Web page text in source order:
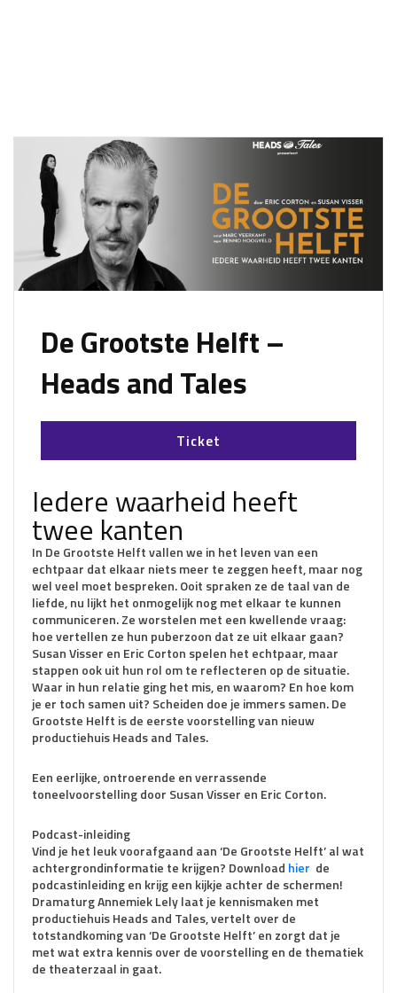
De Grootste Helft –
Heads and Tales
Ticket
Iedere waarheid heeft
twee kanten
In De Grootste Helft vallen we in het leven van een
echtpaar dat elkaar niets meer te zeggen heeft, maar nog
wel veel moet bespreken. Ooit spraken ze de taal van de
liefde, nu lijkt het onmogelijk nog met elkaar te kunnen
communiceren. Ze worstelen met een kwellende vraag:
hoe vertellen ze hun puberzoon dat ze uit elkaar gaan?
Susan Visser en Eric Corton spelen het echtpaar, maar
stappen ook uit hun rol om te reflecteren op de situatie.
Waar in hun relatie ging het mis, en waarom? En hoe kom
je er toch samen uit? Scheiden doe je immers samen. De
Grootste Helft is de eerste voorstelling van nieuw
productiehuis Heads and Tales.
Een eerlijke, ontroerende en verrassende
toneelvoorstelling door Susan Visser en Eric Corton.
Podcast-inleiding
Vind je het leuk voorafgaand aan ‘De Grootste Helft’ al wat
achtergrondinformatie te krijgen? Download hier de
podcastinleiding en krijg een kijkje achter de schermen!
Dramaturg Annemiek Lely laat je kennismaken met
productiehuis Heads and Tales, vertelt over de
totstandkoming van ‘De Grootste Helft’ en zorgt dat je
met wat extra kennis over de voorstelling en de thematiek
de theaterzaal in gaat.